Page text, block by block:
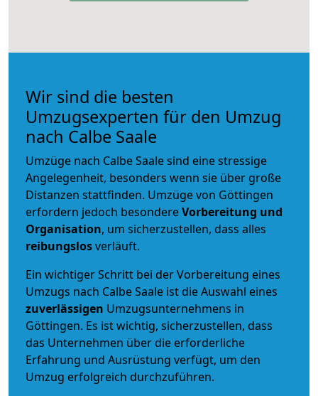
Wir sind die besten
Umzugsexperten für den Umzug
nach Calbe Saale
Umzüge nach Calbe Saale sind eine stressige
Angelegenheit, besonders wenn sie über große
Distanzen stattfinden. Umzüge von Göttingen
erfordern jedoch besondereVorbereitung und
Organisation, um sicherzustellen, dass alles
reibungslosverläuft.
Ein wichtiger Schritt bei der Vorbereitung eines
Umzugs nach Calbe Saale ist die Auswahl eines
zuverlässigen Umzugsunternehmens in
Göttingen. Es ist wichtig, sicherzustellen, dass
das Unternehmen über die erforderliche
Erfahrung und Ausrüstung verfügt, um den
Umzug erfolgreich durchzuführen.